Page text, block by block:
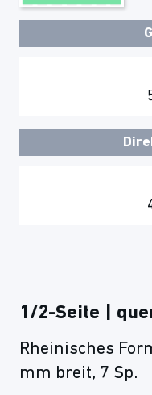
1/2-Seite |
Rheinisches
mm breit, 7 Sp.